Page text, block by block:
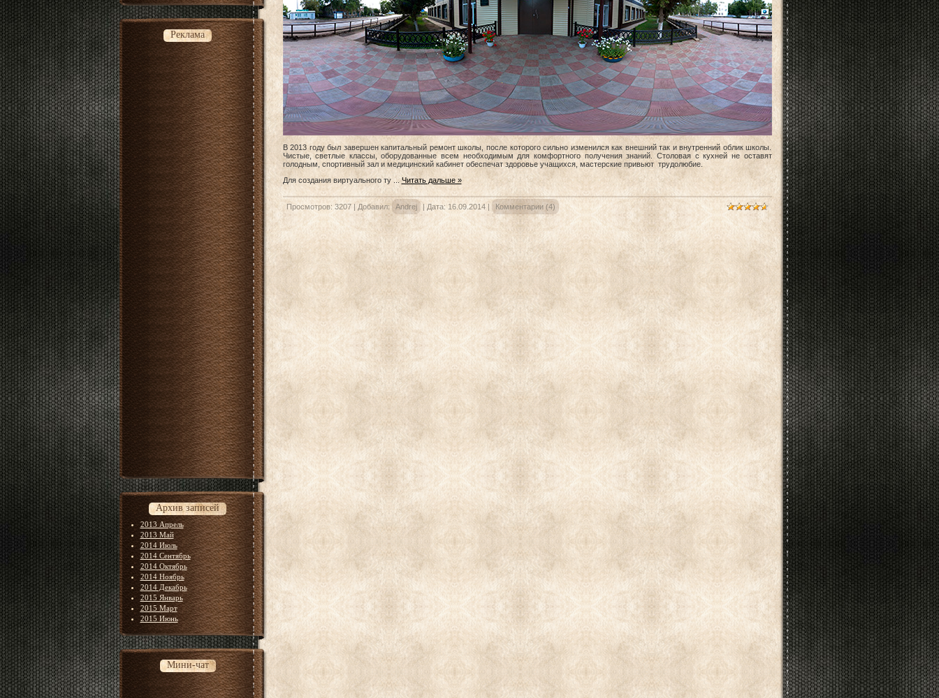
Реклама
Архив записей
2013 Апрель
2013 Май
2014 Июль
2014 Сентябрь
2014 Октябрь
2014 Ноябрь
2014 Декабрь
2015 Январь
2015 Март
2015 Июнь
Мини-чат
В 2013 году был завершен капитальный ремонт школы, после которого сильно изменился как внешний так и внутренний облик школы.
Чистые, светлые классы, оборудованные всем необходимым для комфортного получения знаний. Столовая с кухней не оставят
голодным, спортивный зал и медицинский кабинет обеспечат здоровье учащихся, мастерские привьют трудолюбие.
Для создания виртуального ту ...Читать дальше »
Просмотров: 3207| Добавил: Andrej | Дата: 16.09.2014 | Комментарии (4)